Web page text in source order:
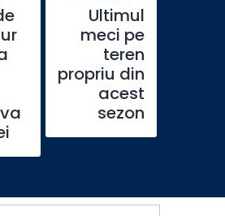
Ultimul
meci pe
teren
propriu din
acest
sezon